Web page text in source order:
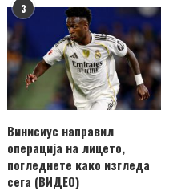
3
Винисиус направил
операција на лицето,
погледнете како изгледа
сега (ВИДЕО)